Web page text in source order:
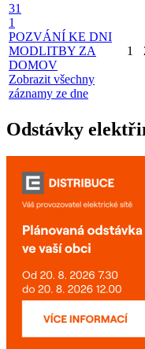
31
1
POZVÁNÍ KE DNI
MODLITBY ZA
DOMOV
Zobrazit všechny
záznamy ze dne
1
Odstávky